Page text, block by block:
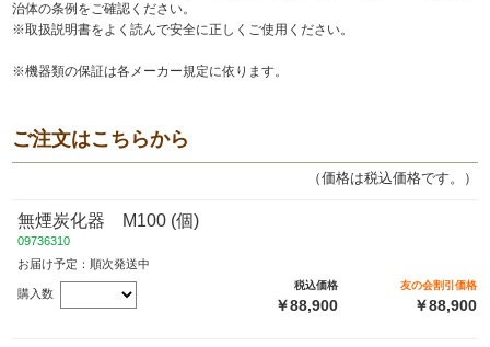
治体の条例をご確認ください。
※取扱説明書をよく読んで安全に正しくご使用ください。
※機器類の保証は各メーカー規定に依ります。
ご注文はこちらから
（価格は税込価格です。）
無煙炭化器 M100 (個)
09736310
お届け予定：順次発送中
購入数
税込価格
￥88,900
友の会割引価格
￥88,900